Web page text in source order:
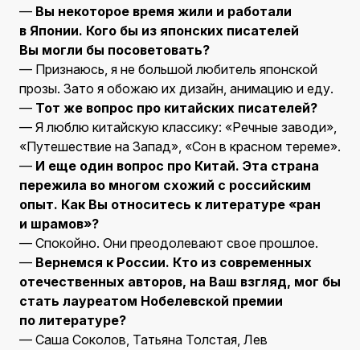
— Вы некоторое время жили и работали
в Японии. Кого бы из японских писателей
Вы могли бы посоветовать?
— Признаюсь, я не большой любитель японской
прозы. Зато я обожаю их дизайн, анимацию и еду.
— Тот же вопрос про китайских писателей?
— Я люблю китайскую классику: «Речные заводи»,
«Путешествие на Запад», «Сон в красном тереме».
— И еще один вопрос про Китай. Эта страна
пережила во многом схожий с российским
опыт. Как Вы относитесь к литературе «ран
и шрамов»?
— Спокойно. Они преодолевают свое прошлое.
— Вернемся к России. Кто из современных
отечественных авторов, на Ваш взгляд, мог бы
стать лауреатом Нобелевской премии
по литературе?
— Саша Соколов, Татьяна Толстая, Лев